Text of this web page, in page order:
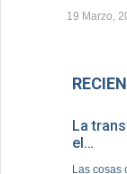
19 Marzo,
La
el…
Las cosas